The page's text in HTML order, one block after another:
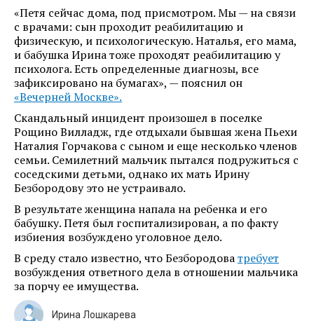
«Петя сейчас дома, под присмотром. Мы — на связи
с врачами: сын проходит реабилитацию и
физическую, и психологическую. Наталья, его мама,
и бабушка Ирина тоже проходят реабилитацию у
психолога. Есть определенные диагнозы, все
зафиксировано на бумагах», — пояснил он
«Вечерней Москве».
Скандальный инцидент произошел в поселке
Рощино Вилладж, где отдыхали бывшая жена Пьехи
Наталия Горчакова с сыном и еще несколько членов
семьи. Семилетний мальчик пытался подружиться с
соседскими детьми, однако их мать Ирину
Безбородову это не устраивало.
В результате женщина напала на ребенка и его
бабушку. Петя был госпитализирован, а по факту
избиения возбуждено уголовное дело.
В среду стало известно, что Безбородоватребует
возбуждения ответного дела в отношении мальчика
за порчу ее имущества.
Ирина Лошкарева